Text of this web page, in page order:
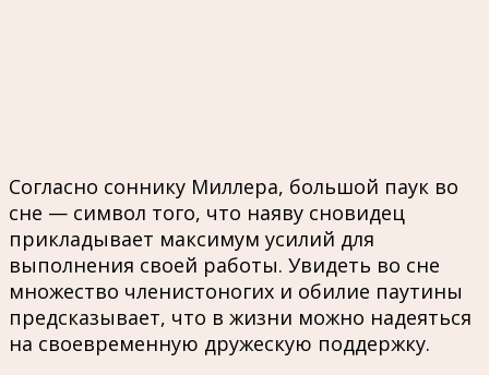
Согласно соннику Миллера, большой паук во
сне — символ того, что наяву сновидец
прикладывает максимум усилий для
выполнения своей работы. Увидеть во сне
множество членистоногих и обилие паутины
предсказывает, что в жизни можно надеяться
на своевременную дружескую поддержку.